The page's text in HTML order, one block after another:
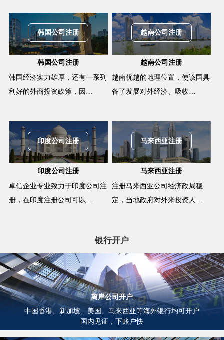
韩国公司注册
韩国公司注册
韩国经济实力雄厚，还有一系列
利好的外商投资政策，因…
越南公司注册
越南公司注册
越南优越的地理位置，使该国具
备了发展对外经济、吸收…
印度公司注册
印度公司注册
卓信企业专业致力于印度公司注
册，在印度注册公司可以…
马来西亚注册
马来西亚注册
注册马来西亚公司经济政局稳
定，当地政府对外来投资人…
银行开户
离岸公司开户
中国香港、新加坡、美国、马来西亚等海外银行均可开户
国内见证，下账户快